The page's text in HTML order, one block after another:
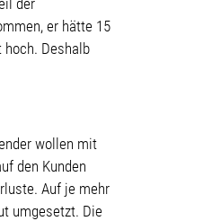
er hätte 15
hoch. Deshalb
wollen mit
den Kunden
Auf je mehr
umgesetzt. Die